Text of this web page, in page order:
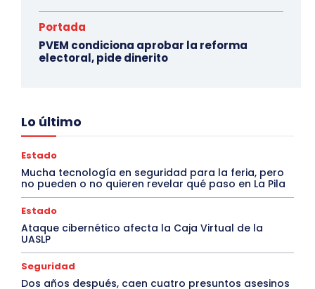
Portada
PVEM condiciona aprobar la reforma
electoral, pide dinerito
Lo último
Estado
Mucha tecnología en seguridad para la feria, pero
no pueden o no quieren revelar qué paso en La Pila
Estado
Ataque cibernético afecta la Caja Virtual de la
UASLP
Seguridad
Dos años después, caen cuatro presuntos asesinos